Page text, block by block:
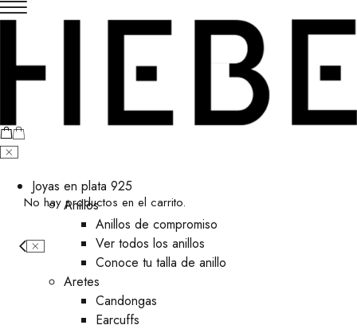
No hay productos en el carrito.
Joyas en plata 925
Anillos
Anillos de compromiso
Ver todos los anillos
Conoce tu talla de anillo
Aretes
⁠Candongas
Earcuffs